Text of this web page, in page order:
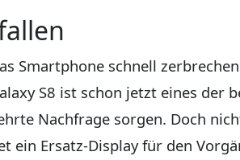
Smartphone schnell
S8 ist schon jetzt eines
Nachfrage sorgen. Doch
ein Ersatz-Display für den